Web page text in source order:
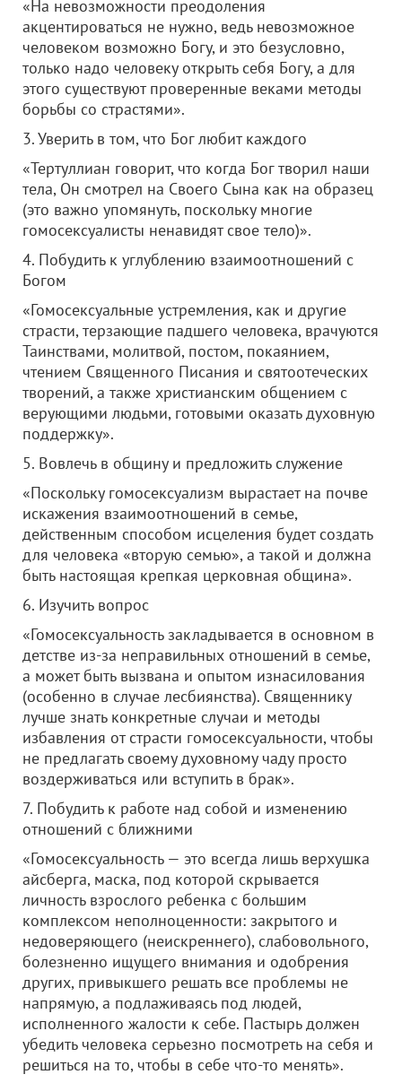
«На невозможности преодоления
акцентироваться не нужно, ведь невозможное
человеком возможно Богу, и это безусловно,
только надо человеку открыть себя Богу, а для
этого существуют проверенные веками методы
борьбы со страстями».
3. Уверить в том, что Бог любит каждого
«Тертуллиан говорит, что когда Бог творил наши
тела, Он смотрел на Своего Сына как на образец
(это важно упомянуть, поскольку многие
гомосексуалисты ненавидят свое тело)».
4. Побудить к углублению взаимоотношений с
Богом
«Гомосексуальные устремления, как и другие
страсти, терзающие падшего человека, врачуются
Таинствами, молитвой, постом, покаянием,
чтением Священного Писания и святоотеческих
творений, а также христианским общением с
верующими людьми, готовыми оказать духовную
поддержку».
5. Вовлечь в общину и предложить служение
«Поскольку гомосексуализм вырастает на почве
искажения взаимоотношений в семье,
действенным способом исцеления будет создать
для человека «вторую семью», а такой и должна
быть настоящая крепкая церковная община».
6. Изучить вопрос
«Гомосексуальность закладывается в основном в
детстве из-за неправильных отношений в семье,
а может быть вызвана и опытом изнасилования
(особенно в случае лесбиянства). Священнику
лучше знать конкретные случаи и методы
избавления от страсти гомосексуальности, чтобы
не предлагать своему духовному чаду просто
воздерживаться или вступить в брак».
7. Побудить к работе над собой и изменению
отношений с ближними
«Гомосексуальность — это всегда лишь верхушка
айсберга, маска, под которой скрывается
личность взрослого ребенка с большим
комплексом неполноценности: закрытого и
недоверяющего (неискреннего), слабовольного,
болезненно ищущего внимания и одобрения
других, привыкшего решать все проблемы не
напрямую, а подлаживаясь под людей,
исполненного жалости к себе. Пастырь должен
убедить человека серьезно посмотреть на себя и
решиться на то, чтобы в себе что-то менять».